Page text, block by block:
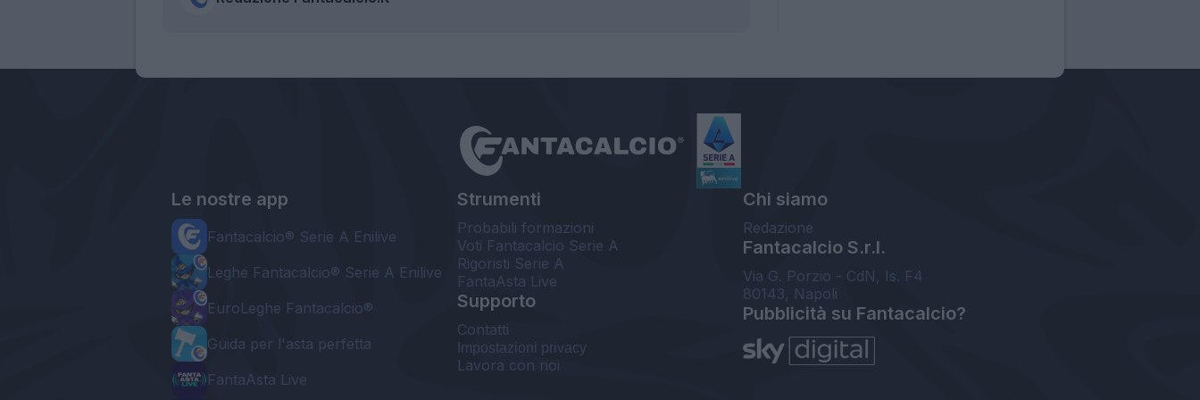
Le nostre app
Fantacalcio® Serie A Enilive
Leghe Fantacalcio® Serie A Enilive
EuroLeghe Fantacalcio®
Guida per l'asta perfetta
FantaAsta Live
Strumenti
Probabili formazioni
Voti Fantacalcio Serie A
Rigoristi Serie A
FantaAsta Live
Supporto
Contatti
Impostazioni privacy
Lavora con noi
Chi siamo
Redazione
Fantacalcio S.r.l.
Via G. Porzio - CdN, Is. F4
80143, Napoli
Pubblicità su Fantacalcio?